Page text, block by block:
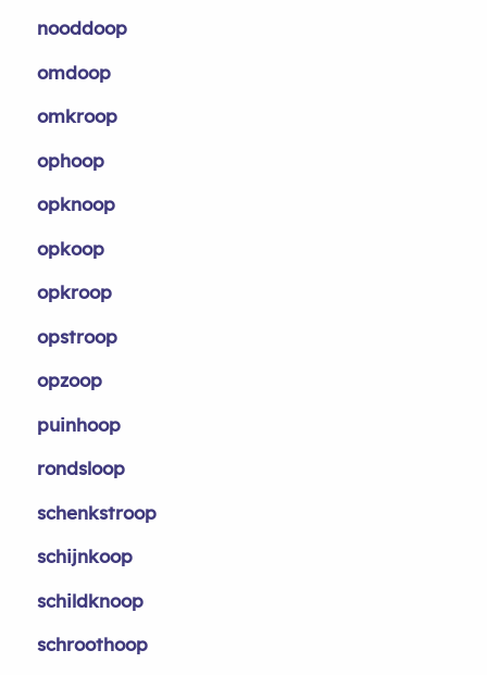
nooddoop
omdoop
omkroop
ophoop
opknoop
opkoop
opkroop
opstroop
opzoop
puinhoop
rondsloop
schenkstroop
schijnkoop
schildknoop
schroothoop